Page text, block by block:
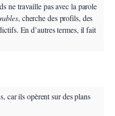
ne travaille pas avec la parole
, cherche des profils, des
En d’autres termes, il fait
car ils opèrent sur des plans